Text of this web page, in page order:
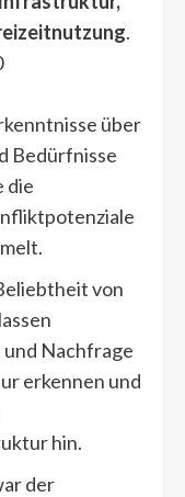
.
über
Bedürfnisse
die
von
Nachfrage
erkennen und
hin.
der